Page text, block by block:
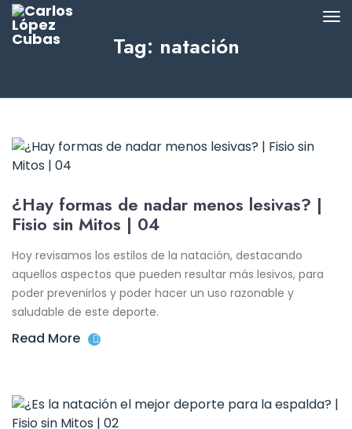
Tag: natación
¿Hay formas de nadar menos lesivas? |
Fisio sin Mitos | 04
Hoy revisamos los estilos de la natación, destacando
aquellos aspectos que pueden resultar más lesivos, para
poder prevenirlos y poder hacer un uso razonable y
saludable de este deporte.
Read More